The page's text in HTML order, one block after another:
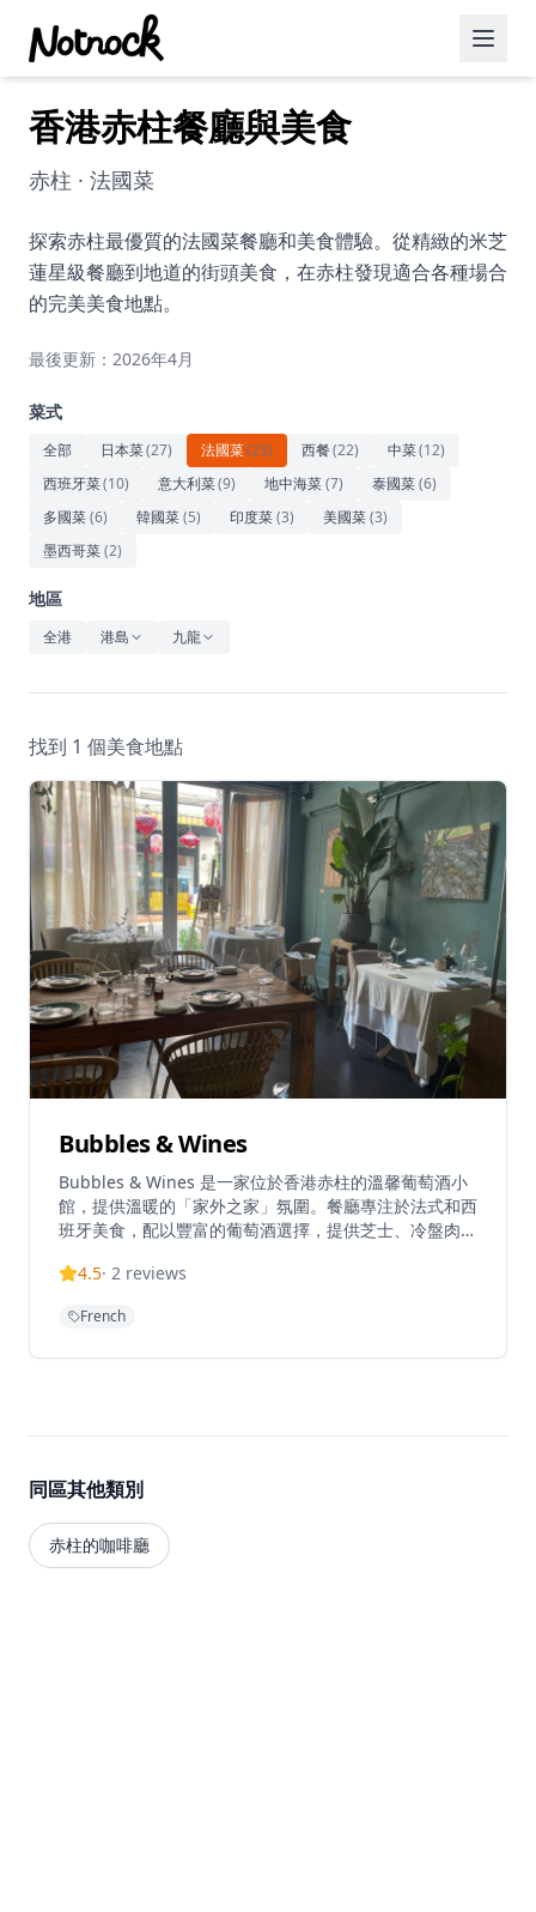
精選活動
博客文章
約會好去處
美食佳餚
藝術文化
休閒
音樂
香港赤柱餐廳與美食
赤柱 · 法國菜
探索赤柱最優質的法國菜餐廳和美食體驗。從精緻的米芝
蓮星級餐廳到地道的街頭美食，在赤柱發現適合各種場合
的完美美食地點。
最後更新：2026年4月
菜式
全部 日本菜(27) 法國菜(23) 西餐(22) 中菜(12)
西班牙菜(10) 意大利菜(9) 地中海菜(7) 泰國菜(6)
多國菜(6) 韓國菜(5) 印度菜(3) 美國菜(3)
墨西哥菜(2)
地區
全港 港島 九龍
找到 1 個美食地點
Bubbles & Wines
Bubbles & Wines 是一家位於香港赤柱的溫馨葡萄酒小
館，提供溫暖的「家外之家」氛圍。餐廳專注於法式和西
班牙美食，配以豐富的葡萄酒選擇，提供芝士、冷盤肉類
Evan和Ocean擁有，提供熱情款待和專業的葡萄酒推
菇（HK$120）、慢煮八爪魚配意式青瓜麵、橄欖、番茄
種付款方式，包括Visa、萬事達卡、美國運通卡、銀聯、
Apple Pay和現金，另加10%服務費。可透過WhatsApp
5721 6161或網上預訂系統預約。
4.5· 2 reviews
French
同區其他類別
赤柱的咖啡廳